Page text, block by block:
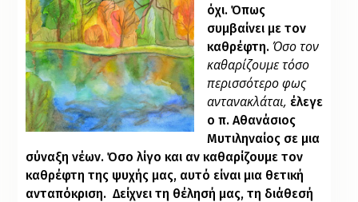
όχι. Όπως
συμβαίνει με τον
καθρέφτη.Όσο τον
καθαρίζουμε τόσο
περισσότερο φως
αντανακλάται, έλεγε
ο π. Αθανάσιος
Μυτιληναίος σε μια
σύναξη νέων. Όσο λίγο και αν καθαρίζουμε τον
καθρέφτη της ψυχής μας, αυτό είναι μια θετική
ανταπόκριση. Δείχνει τη θέλησή μας, τη διάθεσή